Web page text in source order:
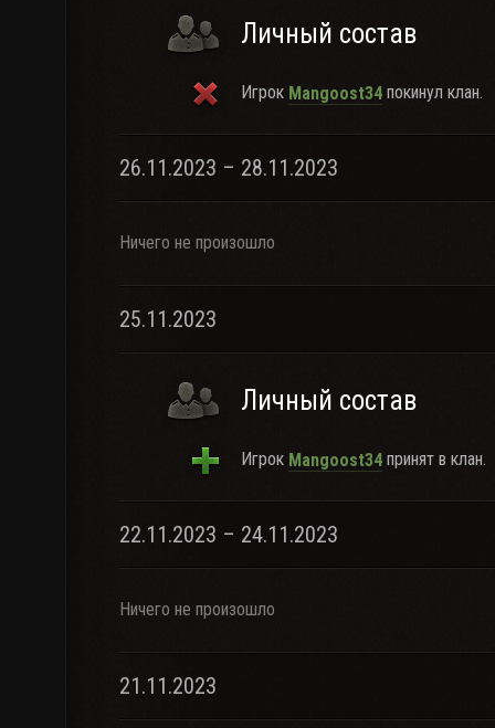
Личный состав
Игрок Mangoost34 покинул клан.
26.11.2023 – 28.11.2023
Ничего не произошло
25.11.2023
Личный состав
Игрок Mangoost34 принят в клан.
22.11.2023 – 24.11.2023
Ничего не произошло
21.11.2023